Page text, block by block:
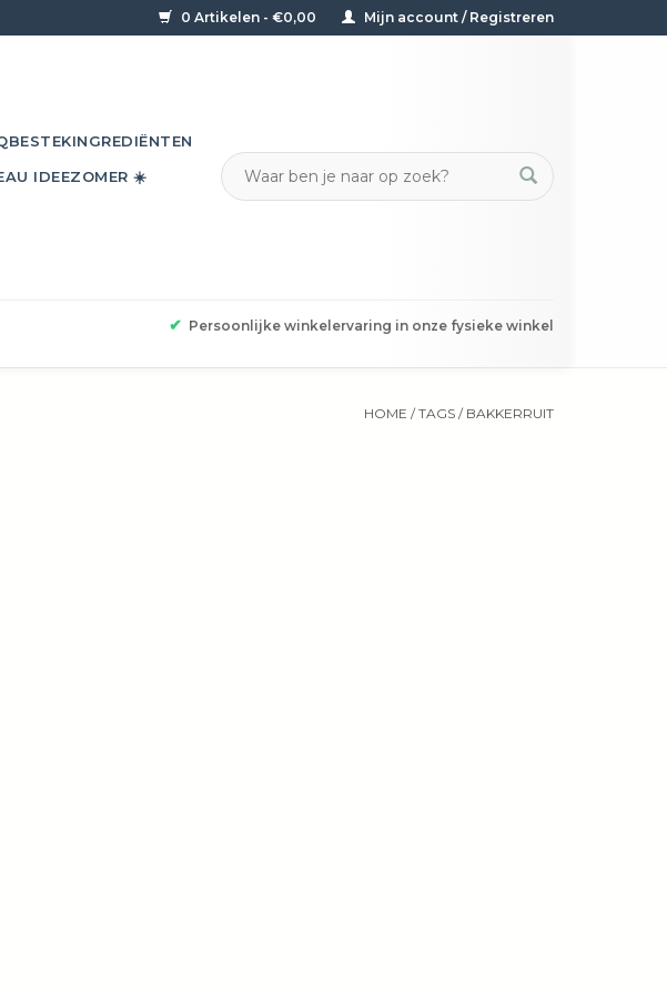
0 Artikelen - €0,00 Mijn account / Registreren
BESTEKINGREDIËNTEN
IDEEZOMER ☀️
✔ Persoonlijke winkelervaring in onze fysieke winkel
HOME /TAGS / BAKKERRUIT